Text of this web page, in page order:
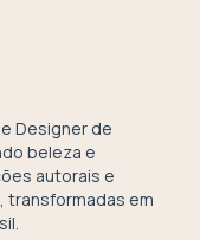
Designer de
beleza e
autorais e
transformadas em